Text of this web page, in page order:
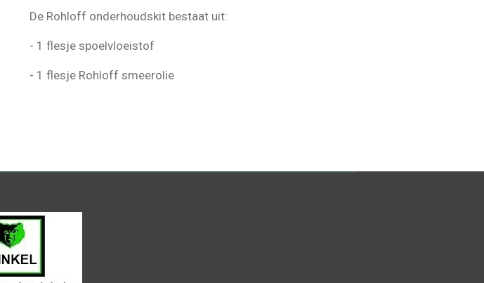
De Rohloff onderhoudskit bestaat uit:
- 1 flesje spoelvloeistof
- 1 flesje Rohloff smeerolie